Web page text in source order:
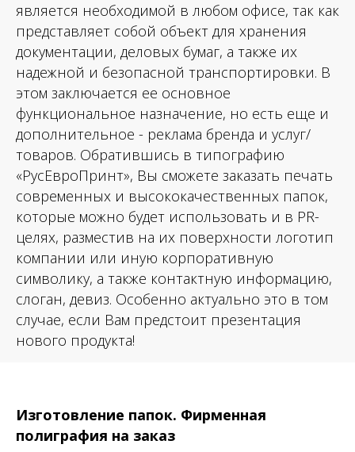
является необходимой в любом офисе, так как
представляет собой объект для хранения
документации, деловых бумаг, а также их
надежной и безопасной транспортировки. В
этом заключается ее основное
функциональное назначение, но есть еще и
дополнительное - реклама бренда и услуг/
товаров. Обратившись в типографию
«РусЕвроПринт», Вы сможете заказать печать
современных и высококачественных папок,
которые можно будет использовать и в PR-
целях, разместив на их поверхности логотип
компании или иную корпоративную
символику, а также контактную информацию,
слоган, девиз. Особенно актуально это в том
случае, если Вам предстоит презентация
нового продукта!
Изготовление папок. Фирменная
полиграфия на заказ